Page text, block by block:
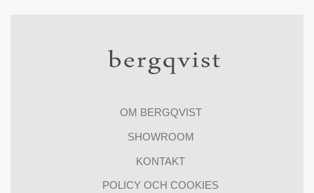
OM BERGQVIST
SHOWROOM
KONTAKT
POLICY OCH COOKIES